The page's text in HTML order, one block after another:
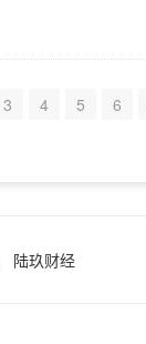
3 4 5 6
陆玖财经